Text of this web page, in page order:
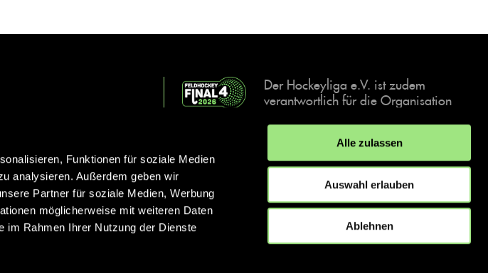
Funktionen für soziale Medien
analysieren. Außerdem geben wir
Partner für soziale Medien, Werbung
möglicherweise mit weiteren Daten
im Rahmen Ihrer Nutzung der Dienste
Alle zulassen
Auswahl erlauben
Ablehnen
Der Hockeyliga e.V. ist zudem
verantwortlich für die Organisation
Events, der deutschen Hockey-
Meisterschaften.
IMPRESSUM DATENSCHUTZERKLÄRUNG
© 2026 hockey.de